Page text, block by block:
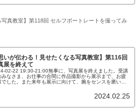
写真教室】第118回 セルフポートレートを撮ってみ
いが伝わる！見せたくなる写真教室】第116回
展を終えて
02-22 19:30-21:00無事に、写真展を終えました。受講
みなさま、お仕事の合間に作品撮影から展示まで、お疲
でした。また来年も展示に向けて、腕をセンスを磨いて
品を発表してもらいましょう。というのも、展示で一杯
になり、撮影者である受講生から直接発表をしていない
2024.02.25